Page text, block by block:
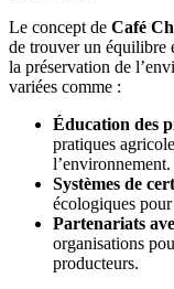
Le concept de Café
de trouver un équilibre
la préservation de
variées comme :
Éducation des
pratiques
l’environnement.
Systèmes de
écologiques
Partenariats
organisations
producteurs.